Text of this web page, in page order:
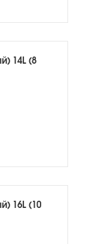
14L (8
16L (10